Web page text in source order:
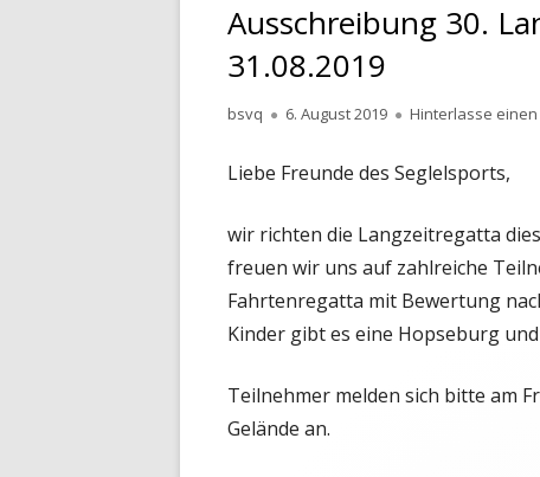
Ausschreibung 30.
31.08.2019
Autor
bsvq
Veröffentlicht
6. August 2019 Hinterlasse
Liebe Freunde des Seglelsports,
wir richten die Langzeitregatta
freuen wir uns auf zahlreiche
Fahrtenregatta mit Bewertung
Kinder gibt es eine Hopseburg
Teilnehmer melden sich bitte am
Gelände an.